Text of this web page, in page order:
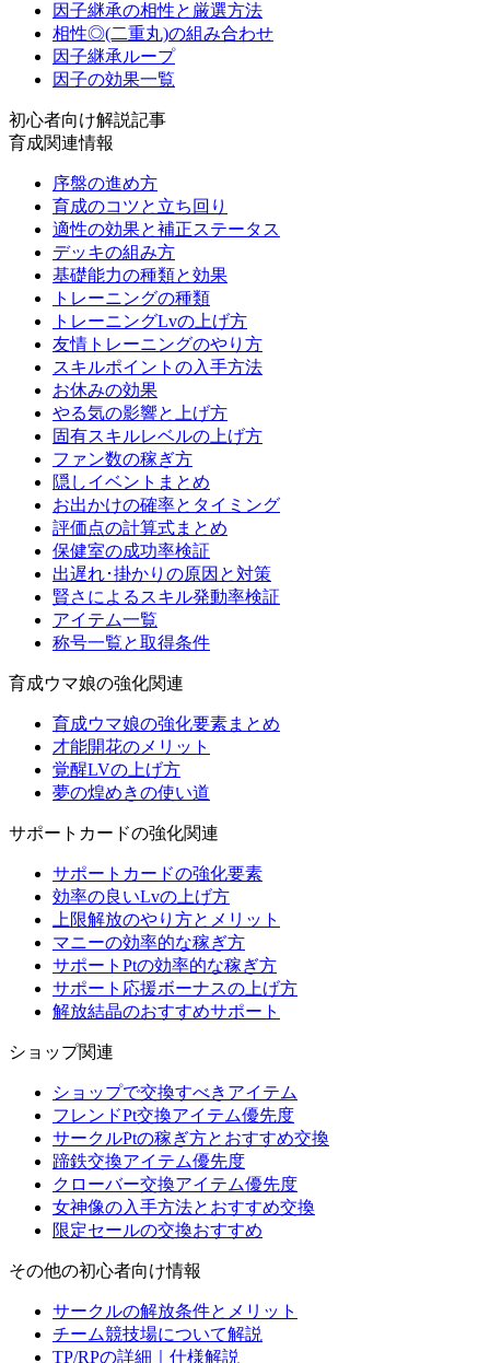
因子継承の相性と厳選方法
相性◎(二重丸)の組み合わせ
因子継承ループ
因子の効果一覧
初心者向け解説記事
育成関連情報
序盤の進め方
育成のコツと立ち回り
適性の効果と補正ステータス
デッキの組み方
基礎能力の種類と効果
トレーニングの種類
トレーニングLvの上げ方
友情トレーニングのやり方
スキルポイントの入手方法
お休みの効果
やる気の影響と上げ方
固有スキルレベルの上げ方
ファン数の稼ぎ方
隠しイベントまとめ
お出かけの確率とタイミング
評価点の計算式まとめ
保健室の成功率検証
出遅れ･掛かりの原因と対策
賢さによるスキル発動率検証
アイテム一覧
称号一覧と取得条件
育成ウマ娘の強化関連
育成ウマ娘の強化要素まとめ
才能開花のメリット
覚醒LVの上げ方
夢の煌めきの使い道
サポートカードの強化関連
サポートカードの強化要素
効率の良いLvの上げ方
上限解放のやり方とメリット
マニーの効率的な稼ぎ方
サポートPtの効率的な稼ぎ方
サポート応援ボーナスの上げ方
解放結晶のおすすめサポート
ショップ関連
ショップで交換すべきアイテム
フレンドPt交換アイテム優先度
サークルPtの稼ぎ方とおすすめ交換
蹄鉄交換アイテム優先度
クローバー交換アイテム優先度
女神像の入手方法とおすすめ交換
限定セールの交換おすすめ
その他の初心者向け情報
サークルの解放条件とメリット
チーム競技場について解説
TP/RPの詳細｜仕様解説